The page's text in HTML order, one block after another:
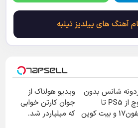
های ییلدیز تیلبه
شانس بدون
پوچ از PS5 تا
آیفون17 و بیت کوین
ویدیو هولناک از
جوان کارتن خوابی
که میلیاردر شد.